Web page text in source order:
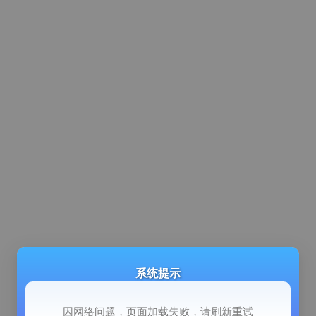
系统提示
因网络问题，页面加载失败，请刷新重试